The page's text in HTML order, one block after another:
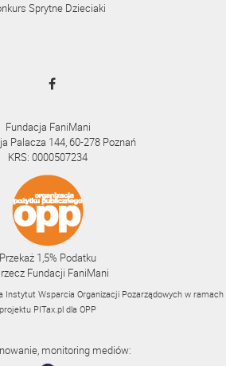
Sprytne Dzieciaki
Fundacja FaniMani
Palacza 144, 60-278 Poznań
KRS: 0000507234
Przekaż 1,5% Podatku
Fundacji FaniMani
Instytut Wsparcia Organizacji Pozarządowych w ramach
projektu PITax.pl dla OPP
monitoring mediów: